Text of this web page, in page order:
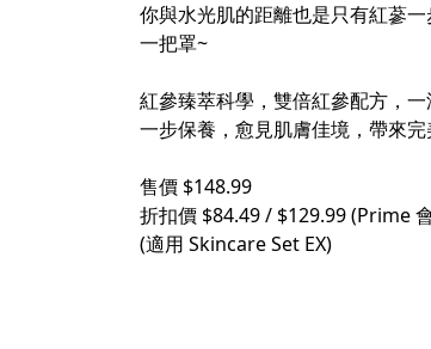
你與水光肌的距離也是只有紅蔘
一把罩~
紅參臻萃科學，雙倍紅參配方，
一步保養，愈見肌膚佳境，帶來
售價 $148.99
折扣價 $84.49 / $129.99 (Prime
(適用 Skincare Set EX)